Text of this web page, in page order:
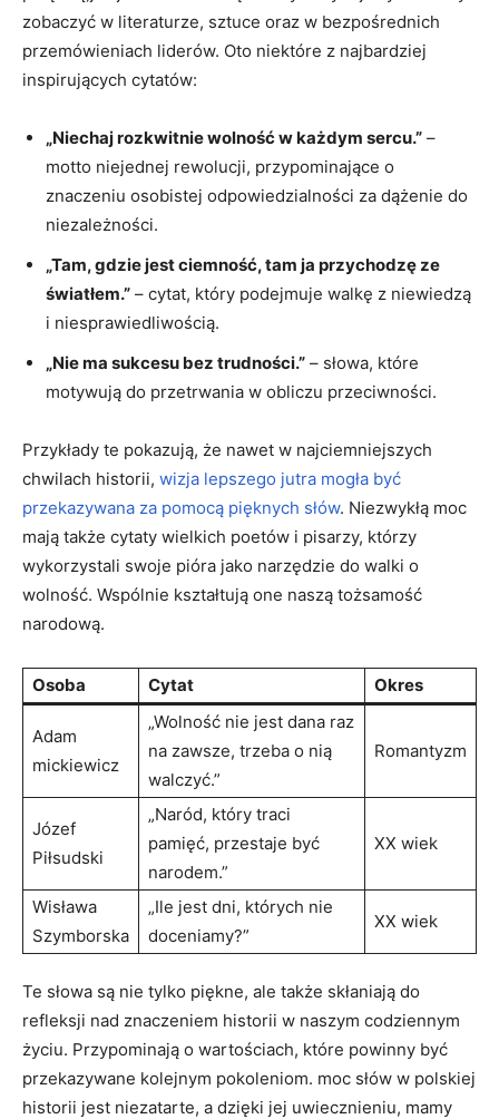
zobaczyć w‌ literaturze, sztuce oraz w bezpośrednich
przemówieniach liderów. Oto niektóre z najbardziej
inspirujących cytatów:
„Niechaj ‍rozkwitnie wolność w każdym​ sercu.” –
motto niejednej rewolucji, przypominające o
znaczeniu osobistej odpowiedzialności za dążenie ⁣do
niezależności.
„Tam, gdzie jest ciemność, tam ja przychodzę ze
światłem.” – cytat, ⁣który podejmuje walkę⁤ z‌ niewiedzą
i niesprawiedliwością.
„Nie ma ⁢sukcesu bez trudności.” – słowa,​ które
motywują⁢ do przetrwania w obliczu przeciwności.
Przykłady te pokazują, że nawet w ‌najciemniejszych
chwilach⁣ historii, ‌ wizja lepszego‌ jutra mogła być
przekazywana za pomocą pięknych ‌słów. Niezwykłą moc
mają także cytaty wielkich poetów‍ i pisarzy, którzy
wykorzystali swoje pióra jako narzędzie do ⁣walki o
wolność. Wspólnie kształtują one ​naszą tożsamość
narodową.
Osoba Cytat Okres
Adam​
mickiewicz
„Wolność ​nie jest dana raz
na​ zawsze, ⁤trzeba o nią
walczyć.”
Romantyzm
Józef‌
Piłsudski
„Naród, który traci⁢
pamięć, przestaje ⁢być
narodem.”
XX wiek
Wisława
Szymborska
„Ile‌ jest dni, których nie
doceniamy?”
XX wiek
Te słowa są nie tylko piękne, ⁤ale także skłaniają do⁤
refleksji nad ⁢znaczeniem historii w naszym codziennym
życiu. Przypominają‌ o wartościach, które⁤ powinny być
przekazywane kolejnym pokoleniom. moc słów w ⁣polskiej
historii jest niezatarte, a​ dzięki jej uwiecznieniu, mamy‍